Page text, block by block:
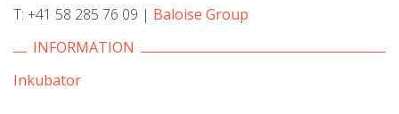
T: +41 58 285 76 09 | Baloise Group
INFORMATION
Inkubator